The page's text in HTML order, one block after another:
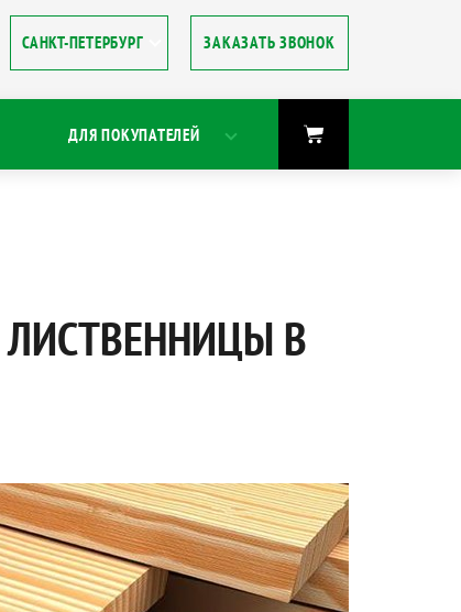
ЗАКАЗАТЬ ЗВОНОК
ДЛЯ ПОКУПАТЕЛЕЙ
В